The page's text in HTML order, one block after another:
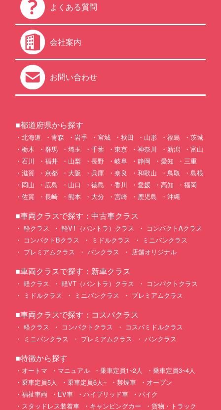
よくある質問
会社案内
お問い合わせ
■都道府県から探す
北海道 青森 岩手 宮城 秋田 山形 福島
茨城
栃木
群馬 埼玉 千葉 東京 神奈川 新潟
富山
石川
福井 山梨 長野 岐阜 静岡 愛知
三重
滋賀
京都 大阪 兵庫 奈良 和歌山 鳥取
島根
岡山
広島 山口 徳島 香川 愛媛 高知
福岡
佐賀
長崎 熊本 大分 宮崎 鹿児島 沖縄
■車両クラスで探す：中古車クラス
軽クラス 軽VT（バントラ）クラス
コンパクトAクラス
コンパクトBクラス
ミドルクラス
ミニバンクラス
プレミアムクラス
バンクラス 店舗オリジナル
■車両クラスで探す：新車クラス
軽クラス 軽VT（バントラ）クラス
コンパクトクラス
ミドルクラス
ミニバンクラス プレミアムクラス
■車両クラスで探す：コスパクラス
軽クラス コンパクトクラス
コスパミドルクラス
ミニバンクラス
プレミアムクラス バンクラス
■特徴から探す
オートマ マニュアル 乗車定員1~2人
乗車定員3~4人
乗車定員5人
乗車定員6人~ 禁煙車
オープン
福祉車両
EV車 ハイブリッド車
バイク
スタッドレス装着車
キャンピングカー 貨物・トラック